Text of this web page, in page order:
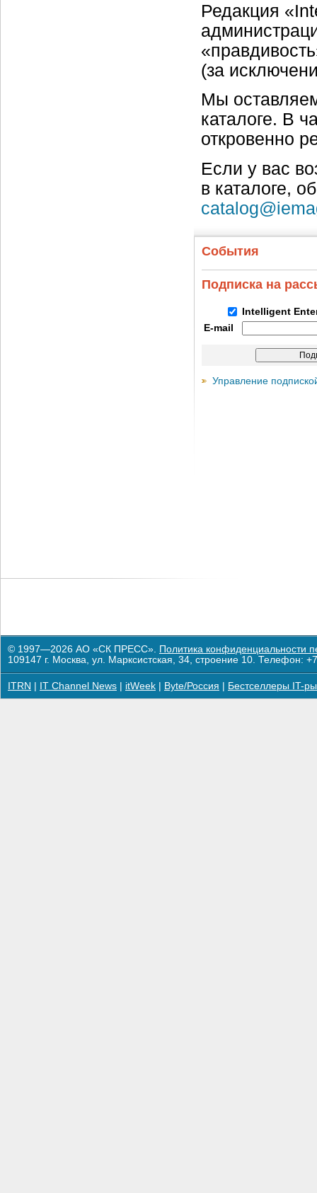
Редакция
(за
Мы
каталоге. В
откровенно
Если у вас
в каталоге,
События
Подписка на
Intelligent
E-mail
Управление
© 1997—2026 АО «СК ПРЕСС». Политика конфиденциальности
109147 г. Москва, ул. Марксистская, 34, строение 10. Телефон:
ITRN IT Channel News itWeek Byte/Россия Бестселлеры IT-